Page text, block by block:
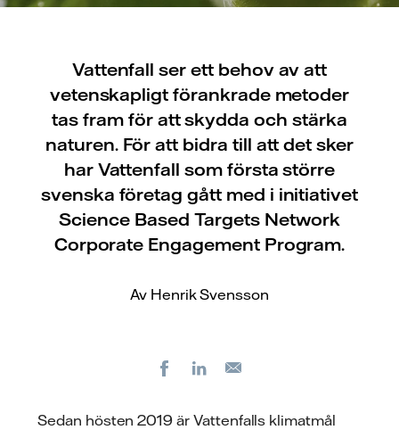
Vattenfall ser ett behov av att
vetenskapligt förankrade metoder
tas fram för att skydda och stärka
naturen. För att bidra till att det sker
har Vattenfall som första större
svenska företag gått med i initiativet
Science Based Targets Network
Corporate Engagement Program.
Av Henrik Svensson
FacebookLinkedIn
Sedan hösten 2019 är Vattenfalls klimatmål